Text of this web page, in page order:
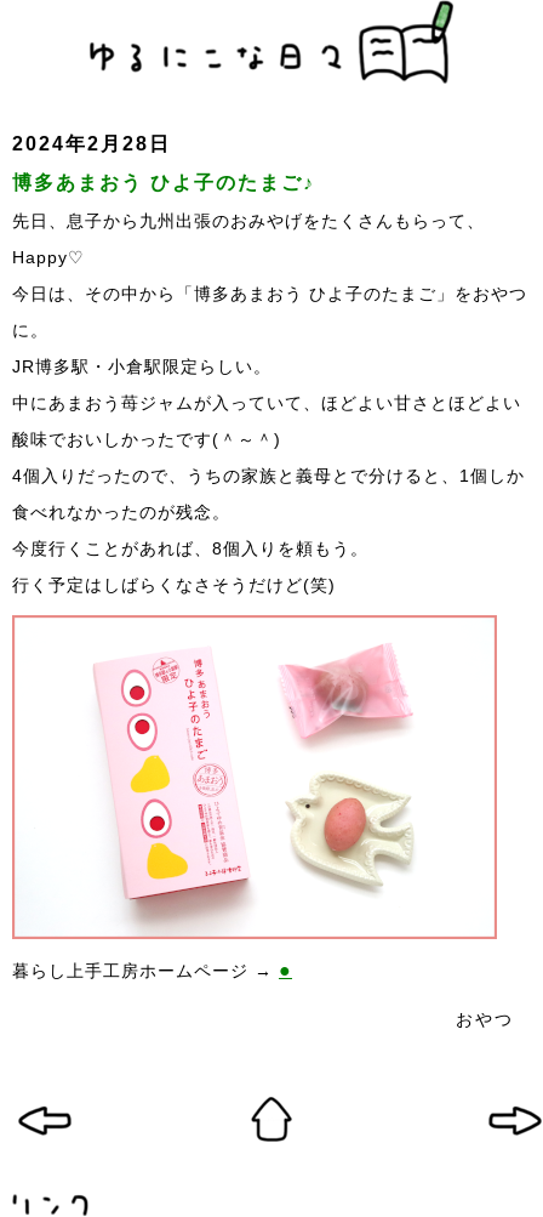
2024年2月28日
博多あまおう ひよ子のたまご♪
先日、息子から九州出張のおみやげをたくさんもらって、
Happy♡
今日は、その中から「博多あまおう ひよ子のたまご」をおやつ
に。
JR博多駅・小倉駅限定らしい。
中にあまおう苺ジャムが入っていて、ほどよい甘さとほどよい
酸味でおいしかったです(＾～＾)
4個入りだったので、うちの家族と義母とで分けると、1個しか
食べれなかったのが残念。
今度行くことがあれば、8個入りを頼もう。
行く予定はしばらくなさそうだけど(笑)
暮らし上手工房ホームページ → ●
おやつ